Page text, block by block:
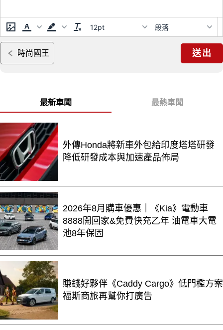
12pt 段落
時尚國王 送出
最新車聞 最熱車聞
外傳Honda將新車外包給印度塔塔研發
降低研發成本與加速產品佈局
2026年8月購車優惠｜《Kia》電動車
8888開回家&免費快充乙年 油電車大電
池8年保固
賺錢好夥伴《Caddy Cargo》低門檻方案
福斯商旅再幫你打廣告